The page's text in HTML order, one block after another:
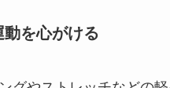
を心がける